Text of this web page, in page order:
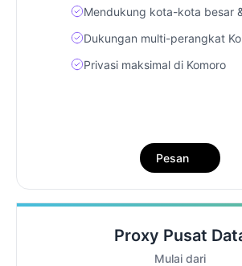
Mendukung kota-kota besar
Dukungan multi-perangkat
Privasi maksimal di Komoro
Pesan
Proxy Pusat
Mulai dari